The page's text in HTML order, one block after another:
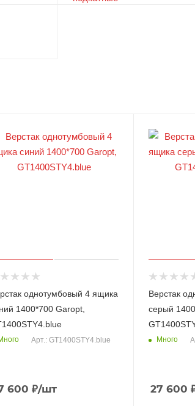
однотумбовый 4 ящика
1400*700 Garopt,
Арт.: GT1400STY4.blue
600 ₽/шт
Верстак
серый
Много
27 600